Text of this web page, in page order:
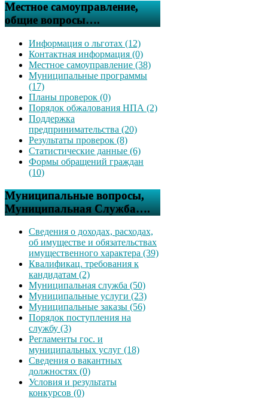
Местное самоуправление,
общие вопросы….
Информация о льготах (12)
Контактная информация (0)
Местное самоуправление (38)
Муниципальные программы
(17)
Планы проверок (0)
Порядок обжалования НПА (2)
Поддержка
предпринимательства (20)
Результаты проверок (8)
Статистические данные (6)
Формы обращений граждан
(10)
Муниципальные вопросы,
Муниципальная Служба….
Сведения о доходах, расходах,
об имуществе и обязательствах
имущественного характера (39)
Квалификац. требования к
кандидатам (2)
Муниципальная служба (50)
Муниципальные услуги (23)
Муниципальные заказы (56)
Порядок поступления на
службу (3)
Регламенты гос. и
муниципальных услуг (18)
Сведения о вакантных
должностях (0)
Условия и результаты
конкурсов (0)